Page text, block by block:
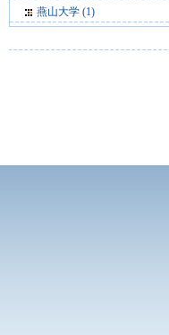
燕山大学 (1)